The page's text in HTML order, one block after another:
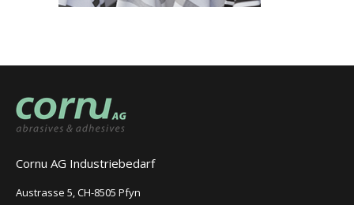
Cornu AG Industriebedarf
Austrasse 5, CH-8505 Pfyn